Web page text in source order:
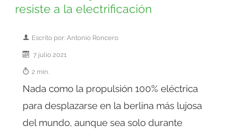
resiste a la electrificación
Escrito por: Antonio Roncero
7 julio 2021
2 min.
Nada como la propulsión 100% eléctrica
para desplazarse en la berlina más lujosa
del mundo, aunque sea solo durante